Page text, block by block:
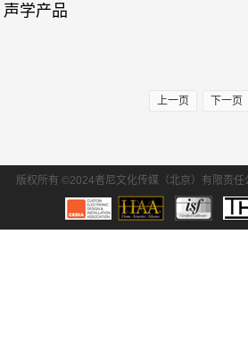
30万-50万
声学产品
上一页 下一页
版权所有 ©2024者尼文化传媒（北京）有限责